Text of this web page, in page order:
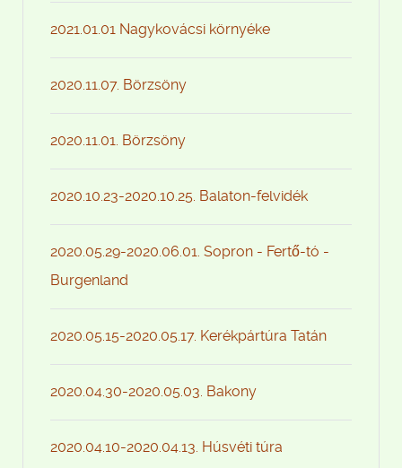
2021.01.01 Nagykovácsi környéke
2020.11.07. Börzsöny
2020.11.01. Börzsöny
2020.10.23-2020.10.25. Balaton-felvidék
2020.05.29-2020.06.01. Sopron - Fertő-tó -
Burgenland
2020.05.15-2020.05.17. Kerékpártúra Tatán
2020.04.30-2020.05.03. Bakony
2020.04.10-2020.04.13. Húsvéti túra